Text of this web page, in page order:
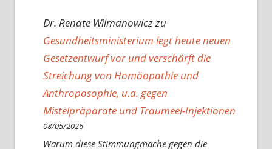
Dr. Renate Wilmanowiczzu
Gesundheitsministerium legt heute neuen
Gesetzentwurf vor und verschärft die
Streichung von Homöopathie und
Anthroposophie, u.a. gegen
Mistelpräparate und Traumeel-Injektionen
08/05/2026
Warum diese Stimmungmache gegen die